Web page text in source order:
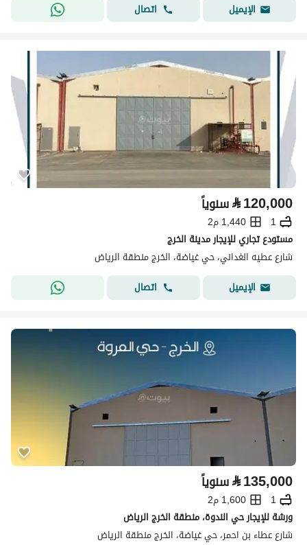
الإيميل
اتصال
⃁120,000 سنوياً
1
1,440 م2
مستودع تجاري للإيجار مدينة الخرج
شارع عطيه الغداني، حي غياضة، الخرج منطقة الرياض
الإيميل
اتصال
⃁135,000 سنوياً
1
1,600 م2
ورشة للإيجار حي الندوة، منطقة الخرج الرياض
شارع عطاء بن احمر، حي غياضة، الخرج منطقة الرياض